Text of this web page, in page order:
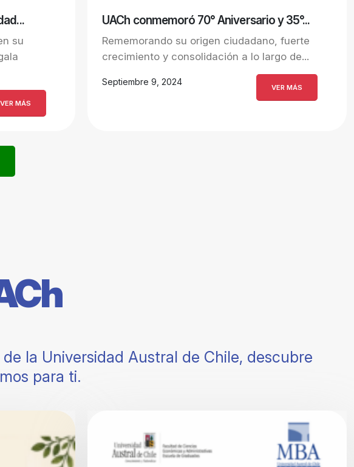
su
VER MÁS
UACh conmemoró 70° Aniversario y 35°...
Rememorando su origen ciudadano, fuerte
crecimiento y consolidación a lo largo de...
Septiembre 9, 2024
VER MÁS
la Universidad Austral de Chile, descubre
para ti.